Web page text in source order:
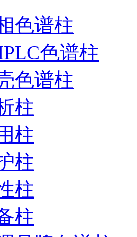
色谱柱
色谱柱
色谱柱
柱
柱
柱
柱
柱